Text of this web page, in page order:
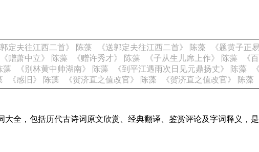
郭定夫往江西二首》 陈藻 《送郭定夫往江西二首》 陈藻 《题黄子正
《赠萧中立》 陈藻 《赠许秀才》 陈藻 《子从生儿席上作》 陈藻 《
藻
《别林黄中帅湖南》 陈藻 《到平江遇雨次日见元鼎扬丈》 陈藻
《感旧》 陈藻 《贺济直之值改官》 陈藻 《贺济直之值改官》 陈藻
大全，包括历代古诗词原文欣赏、经典翻译、鉴赏评论及字词释义，是